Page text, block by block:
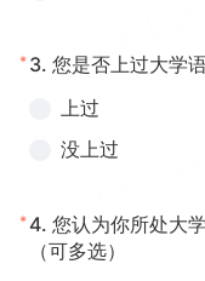
* 3. 您是否上过大学
上过
没上过
* 4. 您认为你所处大
（可多选）